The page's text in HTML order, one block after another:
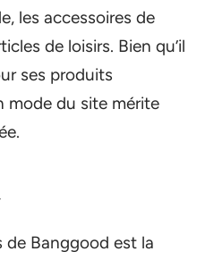
les accessoires de
de loisirs. Bien qu’il
ses produits
mode du site mérite
de Banggood est la